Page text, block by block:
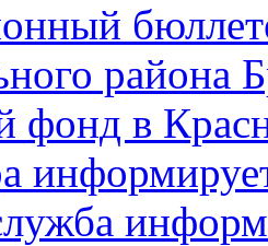
района
фонд в